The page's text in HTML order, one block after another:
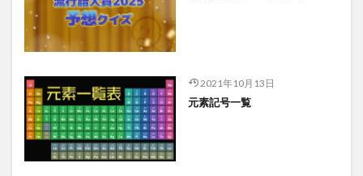
2021年10月13日
元素記号一覧